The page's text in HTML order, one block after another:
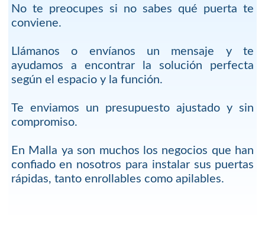
No te preocupes si no sabes qué puerta te
conviene.
Llámanos o envíanos un mensaje y te
ayudamos a encontrar la solución perfecta
según el espacio y la función.
Te enviamos un presupuesto ajustado y sin
compromiso.
En Malla ya son muchos los negocios que han
confiado en nosotros para instalar sus puertas
rápidas, tanto enrollables como apilables.